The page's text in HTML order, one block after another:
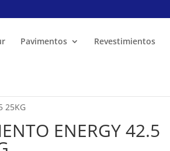
Pavimentos Revestimientos
25KG
ENERGY 42.5